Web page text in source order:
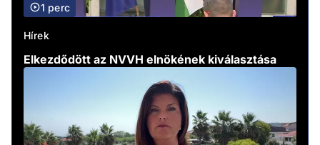
1 perc
Hírek
Elkezdődött az NVVH elnökének kiválasztása